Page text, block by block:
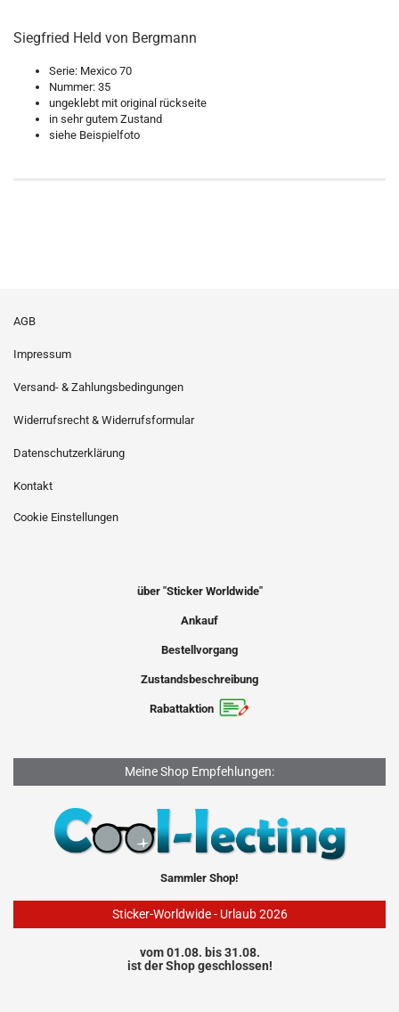
Siegfried Held von Bergmann
Serie: Mexico 70
Nummer: 35
ungeklebt mit original rückseite
in sehr gutem Zustand
siehe Beispielfoto
AGB
Impressum
Versand- & Zahlungsbedingungen
Widerrufsrecht & Widerrufsformular
Datenschutzerklärung
Kontakt
Cookie Einstellungen
über "Sticker Worldwide"
Ankauf
Bestellvorgang
Zustandsbeschreibung
Rabattaktion
Meine Shop Empfehlungen:
Sammler Shop!
Sticker-Worldwide - Urlaub 2026
vom 01.08. bis 31.08.
ist der Shop geschlossen!